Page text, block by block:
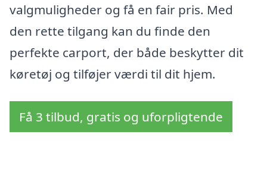
valgmuligheder og få en fair pris. Med
den rette tilgang kan du finde den
perfekte carport, der både beskytter dit
køretøj og tilføjer værdi til dit hjem.
Få 3 tilbud, gratis og uforpligtende